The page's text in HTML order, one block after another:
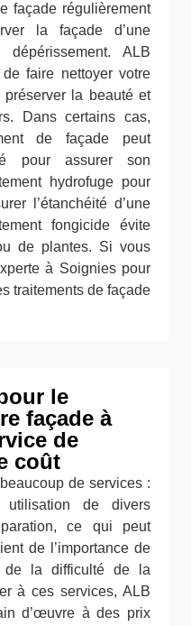
façade régulièrement
la façade d’une
ALB
faire nettoyer votre
la beauté et
Dans certains cas,
de façade peut
pour assurer son
hydrofuge pour
l’étanchéité d’une
fongicide évite
de plantes. Si vous
à Soignies pour
traitements de façade
le
façade à
de
coût
de services :
utilisation de divers
ce qui peut
de l’importance de
de la difficulté de la
à ces services, ALB
d’œuvre à des prix